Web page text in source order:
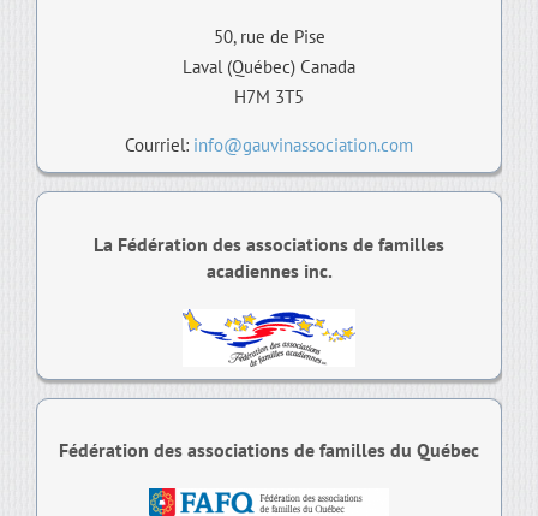
50, rue de Pise
Laval (Québec) Canada
H7M 3T5
Courriel: info@gauvinassociation.com
La Fédération des associations de familles
acadiennes inc.
Fédération des associations de familles du Québec